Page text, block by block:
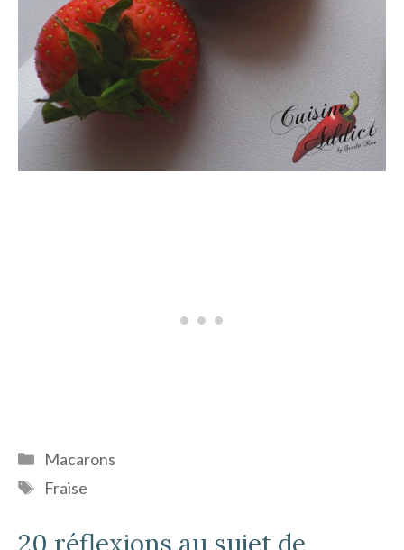
Catégories
Macarons
Étiquettes
Fraise
20 réflexions au sujet de